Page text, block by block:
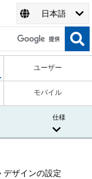
日本語
ユーザー
モバイル
仕様
デザインの設定